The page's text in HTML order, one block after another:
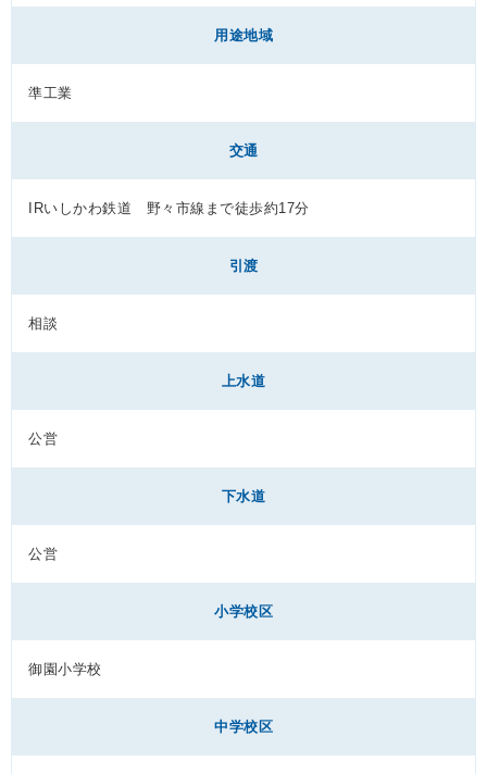
用途地域
準工業
交通
IRいしかわ鉄道 野々市線まで徒歩約17分
引渡
相談
上水道
公営
下水道
公営
小学校区
御園小学校
中学校区